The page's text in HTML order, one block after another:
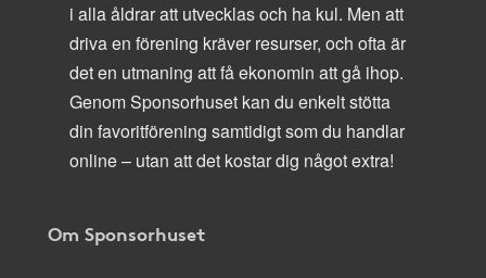
i alla åldrar att utvecklas och ha kul. Men att
driva en förening kräver resurser, och ofta är
det en utmaning att få ekonomin att gå ihop.
Genom Sponsorhuset kan du enkelt stötta
din favoritförening samtidigt som du handlar
online – utan att det kostar dig något extra!
Om Sponsorhuset